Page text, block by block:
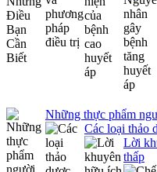
Những thực phẩm
Các loại thảo
Lời
thấp